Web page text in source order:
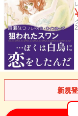
新規